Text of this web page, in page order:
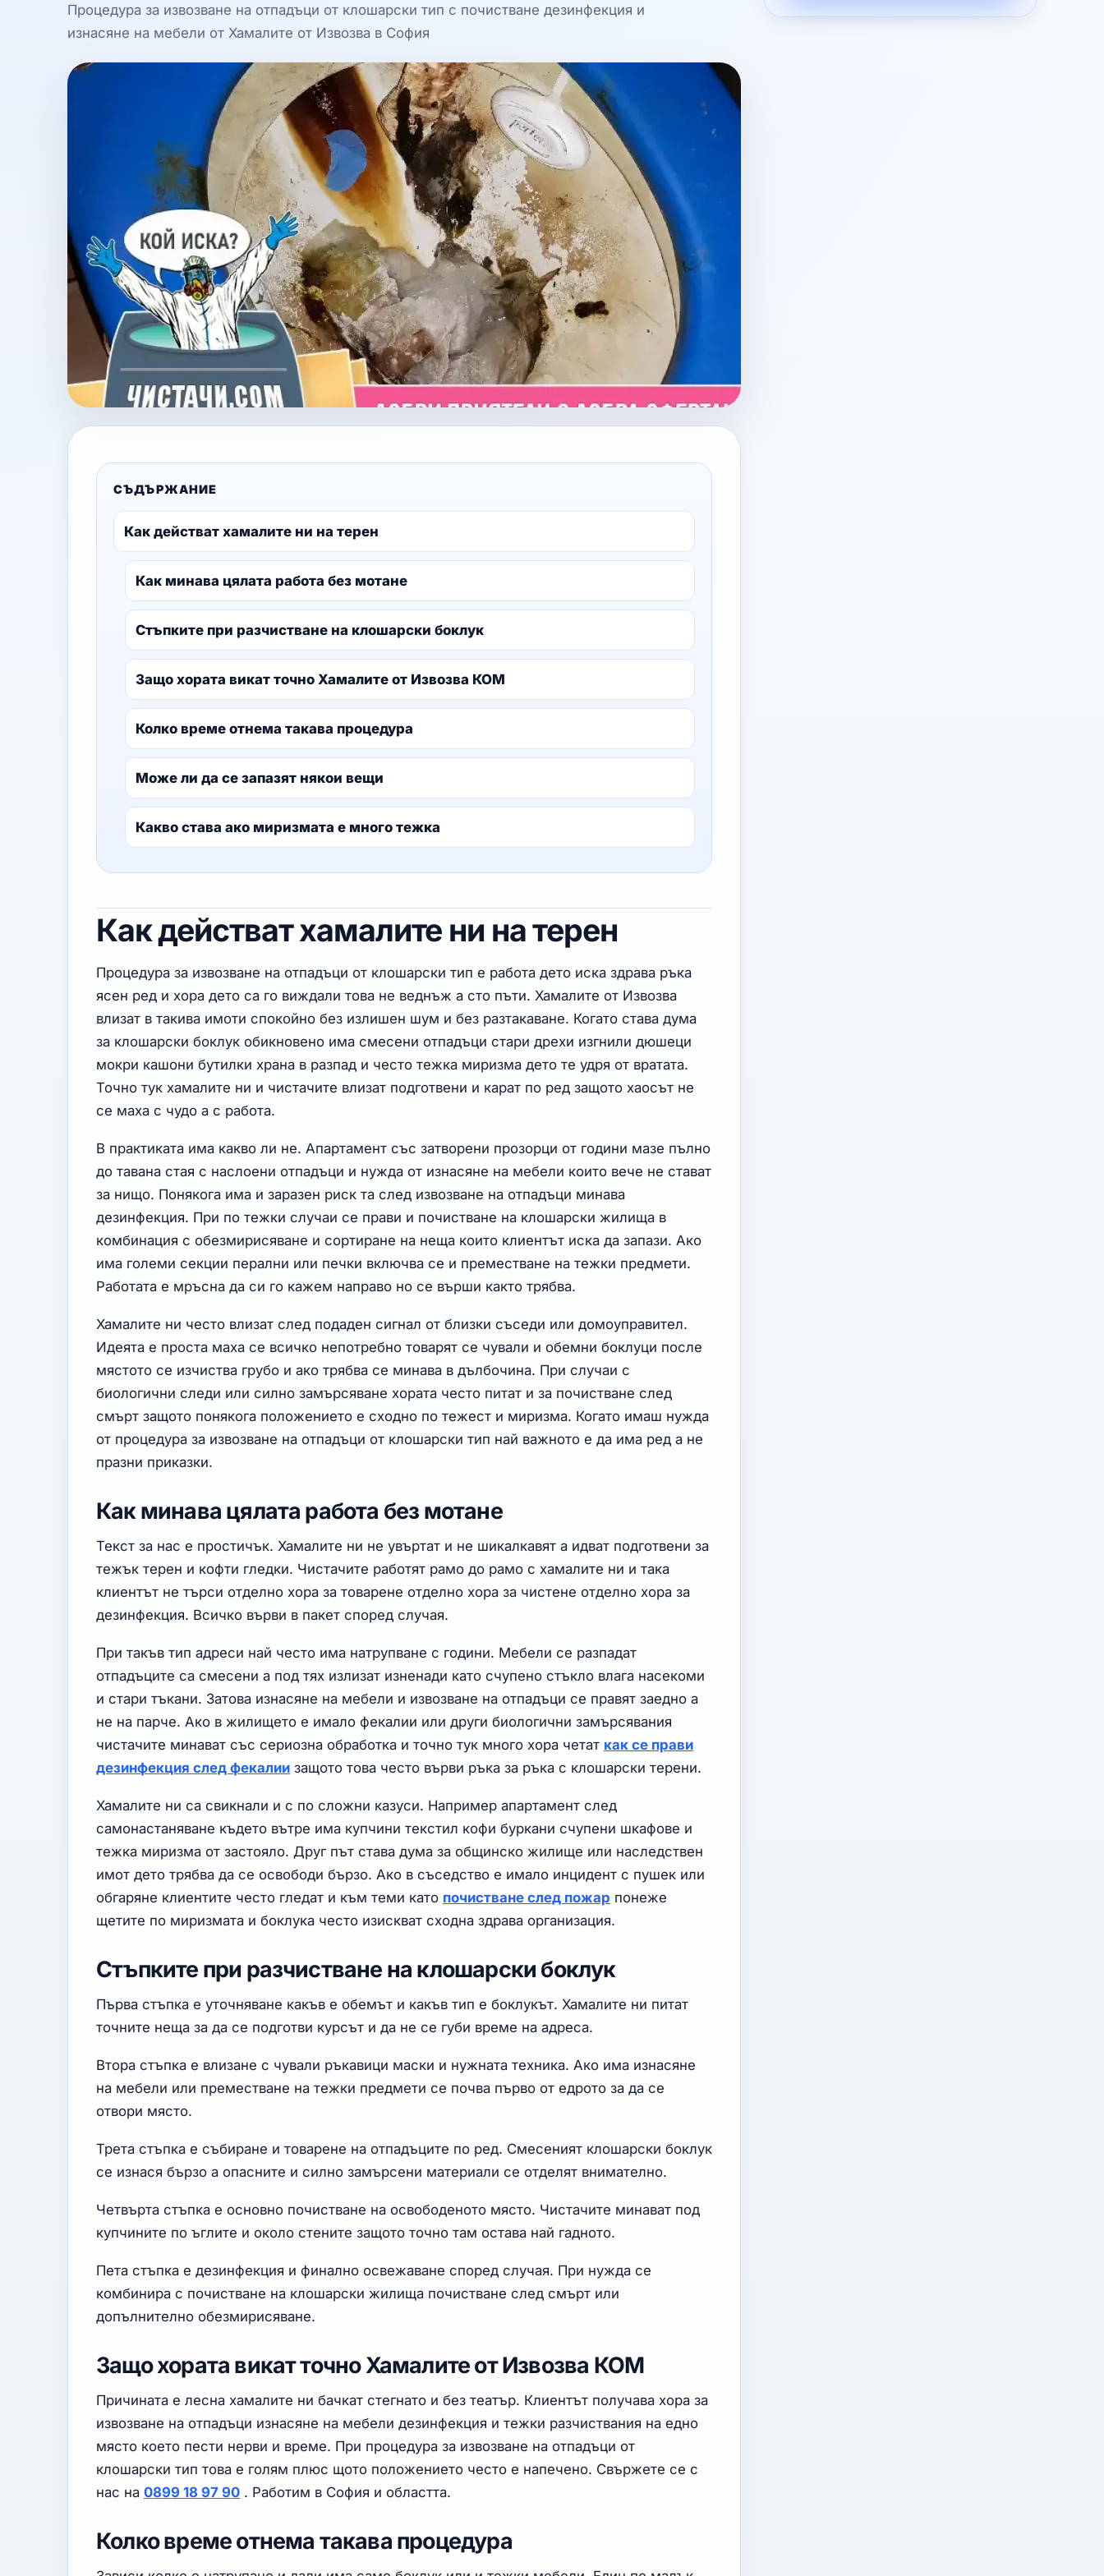
Процедура за извозване на отпадъци от клошарски тип с почистване дезинфекция и
изнасяне на мебели от Хамалите от Извозва в София
СЪДЪРЖАНИЕ
Как действат хамалите ни на терен
Как минава цялата работа без мотане
Стъпките при разчистване на клошарски боклук
Защо хората викат точно Хамалите от Извозва КОМ
Колко време отнема такава процедура
Може ли да се запазят някои вещи
Какво става ако миризмата е много тежка
Как действат хамалите ни на терен
Процедура за извозване на отпадъци от клошарски тип е работа дето иска здрава ръка
ясен ред и хора дето са го виждали това не веднъж а сто пъти. Хамалите от Извозва
влизат в такива имоти спокойно без излишен шум и без разтакаване. Когато става дума
за клошарски боклук обикновено има смесени отпадъци стари дрехи изгнили дюшеци
мокри кашони бутилки храна в разпад и често тежка миризма дето те удря от вратата.
Точно тук хамалите ни и чистачите влизат подготвени и карат по ред защото хаосът не
се маха с чудо а с работа.
В практиката има какво ли не. Апартамент със затворени прозорци от години мазе пълно
до тавана стая с наслоени отпадъци и нужда от изнасяне на мебели които вече не стават
за нищо. Понякога има и заразен риск та след извозване на отпадъци минава
дезинфекция. При по тежки случаи се прави и почистване на клошарски жилища в
комбинация с обезмирисяване и сортиране на неща които клиентът иска да запази. Ако
има големи секции перални или печки включва се и преместване на тежки предмети.
Работата е мръсна да си го кажем направо но се върши както трябва.
Хамалите ни често влизат след подаден сигнал от близки съседи или домоуправител.
Идеята е проста маха се всичко непотребно товарят се чували и обемни боклуци после
мястото се изчиства грубо и ако трябва се минава в дълбочина. При случаи с
биологични следи или силно замърсяване хората често питат и за почистване след
смърт защото понякога положението е сходно по тежест и миризма. Когато имаш нужда
от процедура за извозване на отпадъци от клошарски тип най важното е да има ред а не
празни приказки.
Как минава цялата работа без мотане
Текст за нас е простичък. Хамалите ни не увъртат и не шикалкавят а идват подготвени за
тежък терен и кофти гледки. Чистачите работят рамо до рамо с хамалите ни и така
клиентът не търси отделно хора за товарене отделно хора за чистене отделно хора за
дезинфекция. Всичко върви в пакет според случая.
При такъв тип адреси най често има натрупване с години. Мебели се разпадат
отпадъците са смесени а под тях излизат изненади като счупено стъкло влага насекоми
и стари тъкани. Затова изнасяне на мебели и извозване на отпадъци се правят заедно а
не на парче. Ако в жилището е имало фекалии или други биологични замърсявания
чистачите минават със сериозна обработка и точно тук много хора четат как се прави
дезинфекция след фекалии защото това често върви ръка за ръка с клошарски терени.
Хамалите ни са свикнали и с по сложни казуси. Например апартамент след
самонастаняване където вътре има купчини текстил кофи буркани счупени шкафове и
тежка миризма от застояло. Друг път става дума за общинско жилище или наследствен
имот дето трябва да се освободи бързо. Ако в съседство е имало инцидент с пушек или
обгаряне клиентите често гледат и към теми като почистване след пожар понеже
щетите по миризмата и боклука често изискват сходна здрава организация.
Стъпките при разчистване на клошарски боклук
Първа стъпка е уточняване какъв е обемът и какъв тип е боклукът. Хамалите ни питат
точните неща за да се подготви курсът и да не се губи време на адреса.
Втора стъпка е влизане с чували ръкавици маски и нужната техника. Ако има изнасяне
на мебели или преместване на тежки предмети се почва първо от едрото за да се
отвори място.
Трета стъпка е събиране и товарене на отпадъците по ред. Смесеният клошарски боклук
се изнася бързо а опасните и силно замърсени материали се отделят внимателно.
Четвърта стъпка е основно почистване на освободеното място. Чистачите минават под
купчините по ъглите и около стените защото точно там остава най гадното.
Пета стъпка е дезинфекция и финално освежаване според случая. При нужда се
комбинира с почистване на клошарски жилища почистване след смърт или
допълнително обезмирисяване.
Защо хората викат точно Хамалите от Извозва КОМ
Причината е лесна хамалите ни бачкат стегнато и без театър. Клиентът получава хора за
извозване на отпадъци изнасяне на мебели дезинфекция и тежки разчиствания на едно
място което пести нерви и време. При процедура за извозване на отпадъци от
клошарски тип това е голям плюс щото положението често е напечено. Свържете се с
нас на 0899 18 97 90 . Работим в София и областта.
Колко време отнема такава процедура